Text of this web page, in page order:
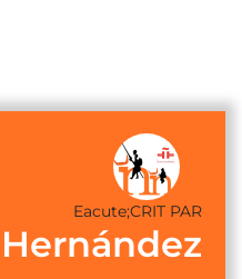
Eacute;CRIT PAR